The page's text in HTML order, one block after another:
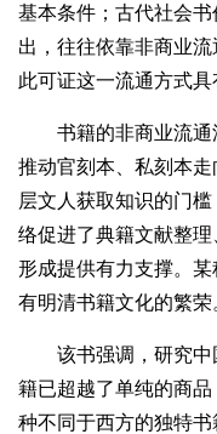
基本条件；古代社会
出，往往依靠非商业
此可证这一流通方式具
书籍的非商业流通
推动官刻本、私刻本
层文人获取知识的门
络促进了典籍文献整
形成提供有力支撑。
有明清书籍文化的繁荣
该书强调，研究中
籍已超越了单纯的商
种不同于西方的独特